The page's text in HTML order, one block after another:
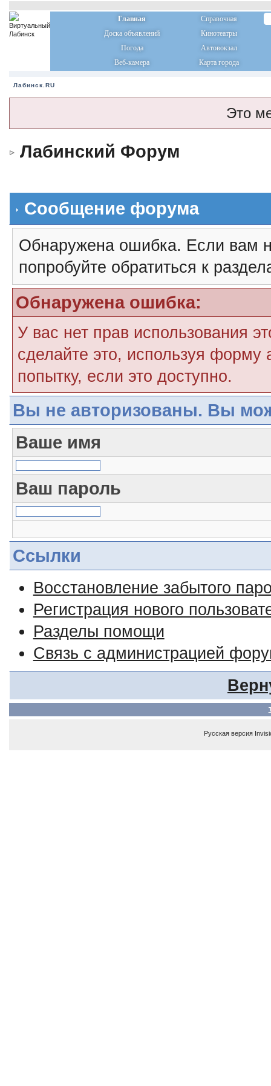
Главная
Справочная
Доска объявлений
Кинотеатры
Погода
Автовокзал
Веб-камера
Карта города
Лабинск.RU
Это
Лабинский Форум
Сообщение форума
Обнаружена ошибка. Если вам
попробуйте обратиться к
Обнаружена ошибка:
У вас нет прав использования
сделайте это, используя форму
попытку, если это доступно.
Вы не авторизованы. Вы
Ваше имя
Ваш пароль
Ссылки
Восстановление забытого
Регистрация нового
Разделы помощи
Связь с администрацией
Русская версия